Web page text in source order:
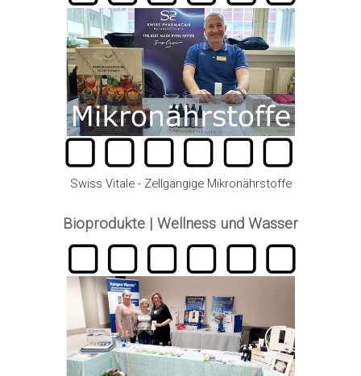
Swiss Vitale - Zellgängige Mikronährstoffe
Bioprodukte | Wellness und Wasser